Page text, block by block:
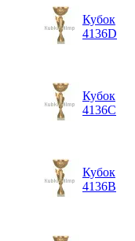
Кубок
4136D
Кубок
4136C
Кубок
4136B